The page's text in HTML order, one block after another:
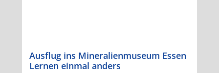
Ausflug ins Mineralienmuseum Essen
Lernen einmal anders